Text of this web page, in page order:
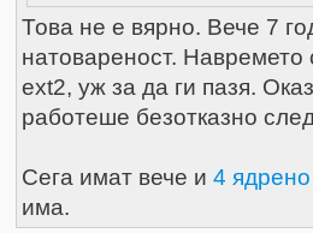
Това не е вярно. Вече 7
натовареност.
ext2, уж за да ги пазя.
работеше безотказно
Сега имат вече и4
има.